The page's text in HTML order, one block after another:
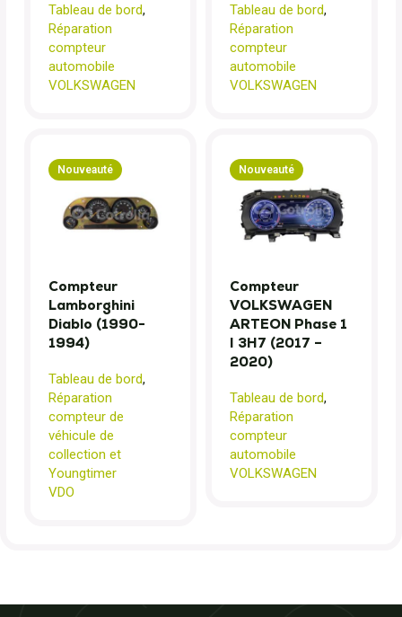
Tableau de bord,
Réparation
compteur
automobile
VOLKSWAGEN
Tableau de bord,
Réparation
compteur
automobile
VOLKSWAGEN
Nouveauté
Compteur
Lamborghini
Diablo (1990-
1994)
Tableau de bord,
Réparation
compteur de
véhicule de
collection et
Youngtimer
VDO
Nouveauté
Compteur
VOLKSWAGEN
ARTEON Phase 1
I 3H7 (2017 –
2020)
Tableau de bord,
Réparation
compteur
automobile
VOLKSWAGEN